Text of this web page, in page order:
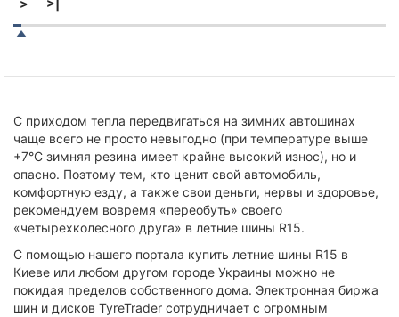
>
>|
С приходом тепла передвигаться на зимних автошинах
чаще всего не просто невыгодно (при температуре выше
+7°С зимняя резина имеет крайне высокий износ), но и
опасно. Поэтому тем, кто ценит свой автомобиль,
комфортную езду, а также свои деньги, нервы и здоровье,
рекомендуем вовремя «переобуть» своего
«четырехколесного друга» в летние шины R15.
С помощью нашего портала купить летние шины R15 в
Киеве или любом другом городе Украины можно не
покидая пределов собственного дома. Электронная биржа
шин и дисков TyreTrader сотрудничает с огромным